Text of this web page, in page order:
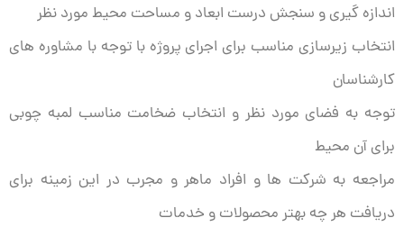
اندازه گیری و سنجش درست ابعاد و مساحت محیط مورد نظر
انتخاب زیرسازی مناسب برای اجرای پروژه با توجه با مشاوره های
کارشناسان
توجه به فضای مورد نظر و انتخاب ضخامت مناسب لمبه چوبی
برای آن محیط
مراجعه به شرکت ها و افراد ماهر و مجرب در این زمینه برای
دریافت هر چه بهتر محصولات و خدمات